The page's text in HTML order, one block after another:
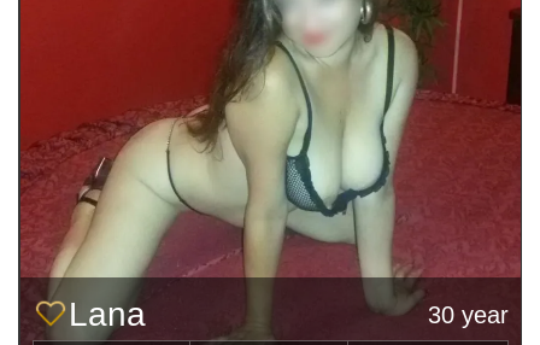
Lana 30 year